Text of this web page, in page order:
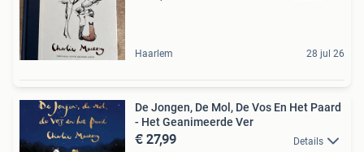
Haarlem 28 jul 26
De Jongen, De Mol, De Vos En Het Paard
- Het Geanimeerde Ver
€ 27,99 Details